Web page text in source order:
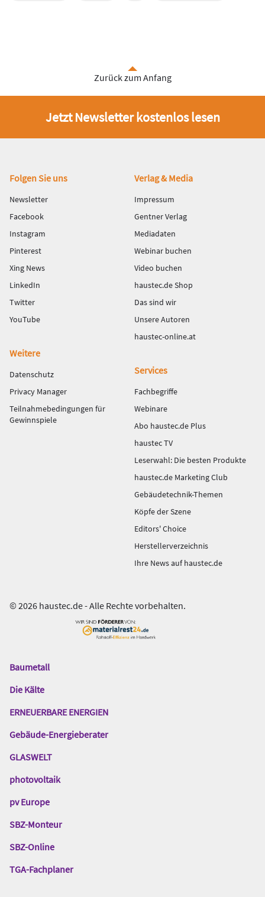
Zurück zum Anfang
Jetzt Newsletter kostenlos lesen
Fußbereich
Folgen Sie uns
Newsletter
Facebook
Instagram
Pinterest
Xing News
LinkedIn
Twitter
YouTube
Verlag & Media
Impressum
Gentner Verlag
Mediadaten
Webinar buchen
Video buchen
haustec.de Shop
Das sind wir
Unsere Autoren
haustec-online.at
Weitere
Datenschutz
Privacy Manager
Teilnahmebedingungen für
Gewinnspiele
Services
Fachbegriffe
Webinare
Abo haustec.de Plus
haustec TV
Leserwahl: Die besten Produkte
haustec.de Marketing Club
Gebäudetechnik-Themen
Köpfe der Szene
Editors' Choice
Herstellerverzeichnis
Ihre News auf haustec.de
© 2026 haustec.de - Alle Rechte vorbehalten.
Das
Gentner
Baumetall
Die Kälte
ERNEUERBARE ENERGIEN
Gebäude-Energieberater
GLASWELT
photovoltaik
pv Europe
SBZ-Monteur
SBZ-Online
TGA-Fachplaner